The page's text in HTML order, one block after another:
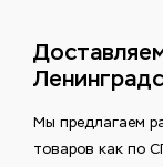
Мы предлагаем
товаров как по